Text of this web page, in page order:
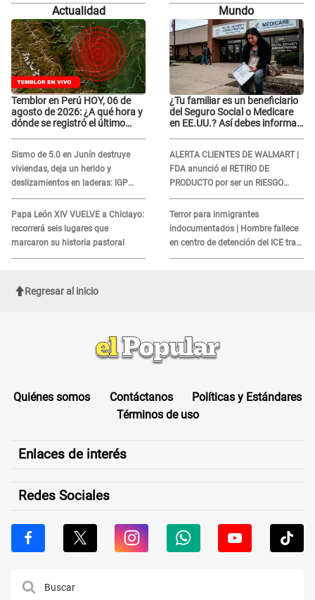
Actualidad
Temblor en Perú HOY, 06 de
agosto de 2026: ¿A qué hora y
dónde se registró el último
Sismo de 5.0 en Junín destruye
viviendas, deja un herido y
deslizamientos en laderas: IGP
alerta sobre posibles réplicas
Papa León XIV VUELVE a Chiclayo:
recorrerá seis lugares que
marcaron su historia pastoral
Mundo
¿Tu familiar es un beneficiario
del Seguro Social o Medicare
en EE.UU.? Así debes informar
ALERTA CLIENTES DE WALMART |
FDA anunció el RETIRO DE
PRODUCTO por ser un RIESGO
MORTAL para consumidores: ¿Cuál
es?
Terror para inmigrantes
indocumentados | Hombre fallece
en centro de detención del ICE tras
sufrir una "emergencia médica"
Regresar al inicio
Quiénes somos Contáctanos
Políticas y Estándares
Términos de uso
Enlaces de interés
Redes Sociales